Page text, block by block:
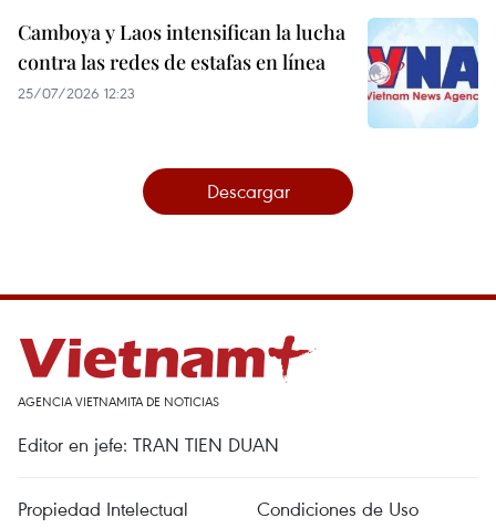
Camboya y Laos intensifican la lucha
contra las redes de estafas en línea
25/07/2026 12:23
Descargar
AGENCIA VIETNAMITA DE NOTICIAS
Editor en jefe: TRAN TIEN DUAN
Propiedad Intelectual Condiciones de Uso